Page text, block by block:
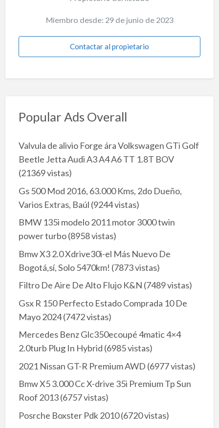
Miembro desde: 29 de junio de 2023
Contactar al propietario
Popular Ads Overall
Valvula de alivio Forge ára Volkswagen GTi Golf
Beetle Jetta Audi A3 A4 A6 TT 1.8T BOV
(21369 vistas)
Gs 500 Mod 2016, 63.000 Kms, 2do Dueño,
Varios Extras, Baúl (9244 vistas)
BMW 135i modelo 2011 motor 3000 twin
power turbo(8958 vistas)
Bmw X3 2.0 Xdrive30i-el Más Nuevo De
Bogotá,sí, Solo 5470km! (7873 vistas)
Filtro De Aire De Alto Flujo K&N (7489 vistas)
Gsx R 150 Perfecto Estado Comprada 10 De
Mayo 2024(7472 vistas)
Mercedes Benz Glc350ecoupé 4matic 4×4
2.0turb Plug In Hybrid (6985 vistas)
2021 Nissan GT-R Premium AWD (6977 vistas)
Bmw X5 3.000 Cc X-drive 35i Premium Tp Sun
Roof 2013(6757 vistas)
Posrche Boxster Pdk 2010(6720 vistas)